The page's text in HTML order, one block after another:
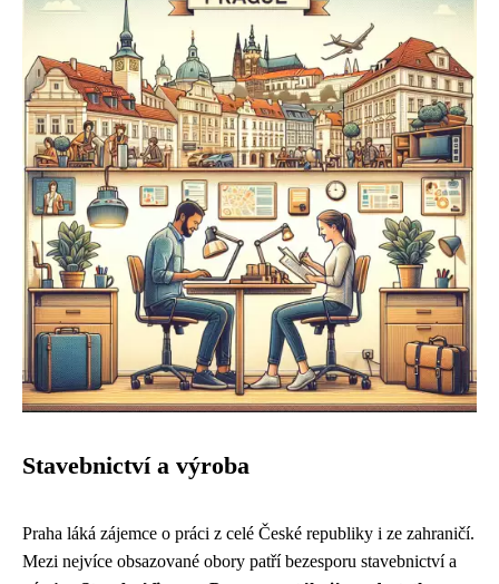
Stavebnictví a výroba
Praha láká zájemce o práci z celé České republiky i ze zahraničí.
Mezi nejvíce obsazované obory patří bezesporu stavebnictví a